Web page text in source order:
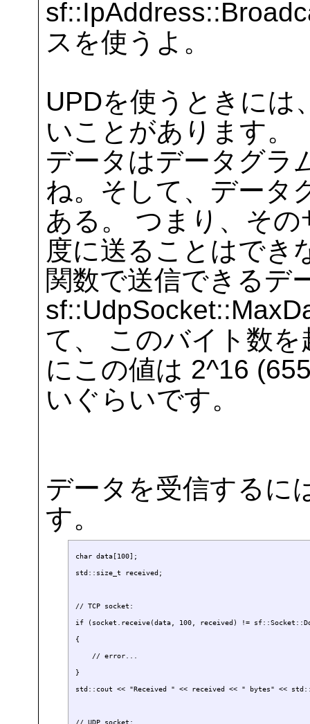
スを使うよ。
UPDを使うときには
いことがあります。
データはデータグラ
ね。そして、データ
ある。 つまり、そ
度に送ることはでき
関数で送信できるデ
て、 このバイト数
にこの値は 2^16
いぐらいです。
データを受信するに
す。
char data[100];
std::size_t received;
// TCP socket:
if (socket.receive(data, 100, received) !=
{
    // error...
}
std::cout << "Received " << received << " bytes" <<
// UDP socket: